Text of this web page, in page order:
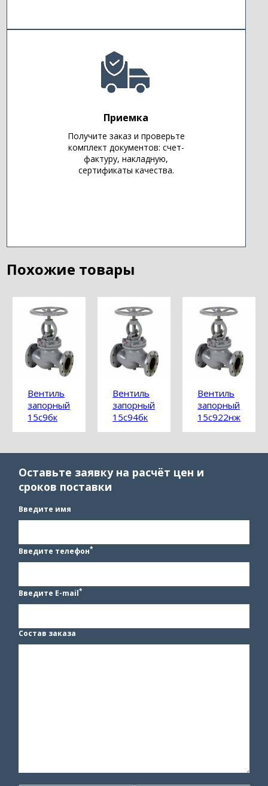
Приемка
Получите заказ и проверьте
комплект документов: счет-
фактуру, накладную,
сертификаты качества.
Похожие товары
Вентиль
запорный
15с9бк
Вентиль
запорный
15с94бк
Вентиль
запорный
15с922нж
Оставьте заявку на расчёт цен и
сроков поставки
Введите имя
Введите телефон*
Введите E-mail*
Состав заказа